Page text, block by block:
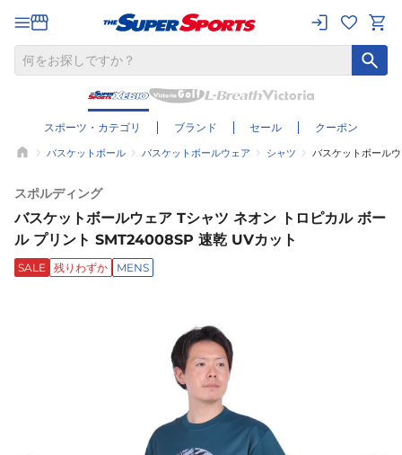
スポーツ・カテゴリ ブランド セール クーポン
バスケットボール バスケットボールウェア シャツ バスケットボール
スポルディング
バスケットボールウェア Tシャツ ネオン トロピカル ボー
ル プリント SMT24008SP 速乾 UVカット
SALE 残りわずか MENS